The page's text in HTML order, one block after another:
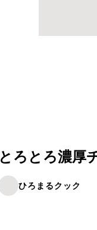
とろとろ濃厚
ひろまるクック